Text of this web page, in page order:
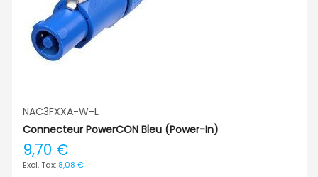
NAC3FXXA-W-L
Connecteur PowerCON Bleu (Power-In)
9,70 €
8,08 €